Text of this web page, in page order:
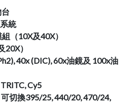
統
（10X及40X）
20X）
40x (DIC),60x油鏡及 100x油
, Cy5
切換395/25, 440/20, 470/24,